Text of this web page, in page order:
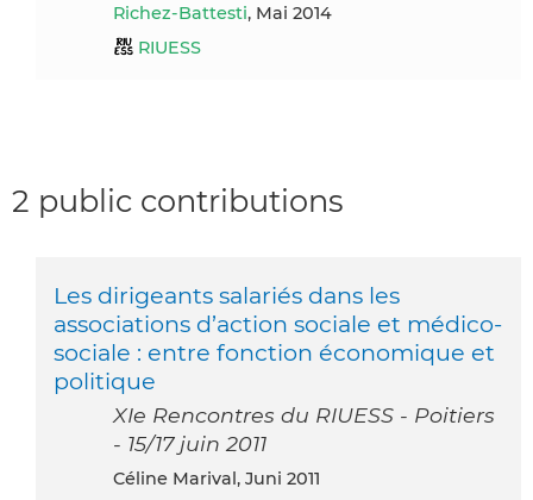
Richez-Battesti, Mai 2014
RIUESS
2 public contributions
Les dirigeants salariés dans les
associations d’action sociale et médico-
sociale : entre fonction économique et
politique
XIe Rencontres du RIUESS - Poitiers
- 15/17 juin 2011
Céline Marival, Juni 2011